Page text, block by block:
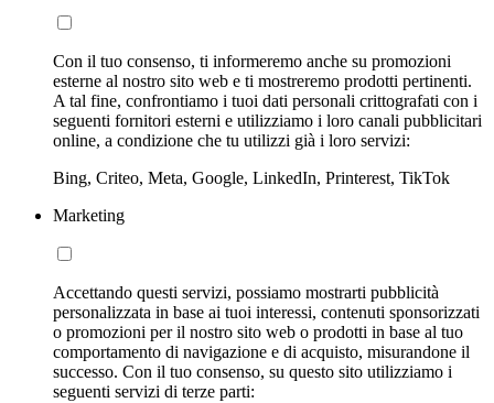
Con il tuo consenso, ti informeremo anche su promozioni
esterne al nostro sito web e ti mostreremo prodotti pertinenti.
A tal fine, confrontiamo i tuoi dati personali crittografati con i
seguenti fornitori esterni e utilizziamo i loro canali pubblicitari
online, a condizione che tu utilizzi già i loro servizi:
Bing, Criteo, Meta, Google, LinkedIn, Printerest, TikTok
Marketing
Accettando questi servizi, possiamo mostrarti pubblicità
personalizzata in base ai tuoi interessi, contenuti sponsorizzati
o promozioni per il nostro sito web o prodotti in base al tuo
comportamento di navigazione e di acquisto, misurandone il
successo. Con il tuo consenso, su questo sito utilizziamo i
seguenti servizi di terze parti: